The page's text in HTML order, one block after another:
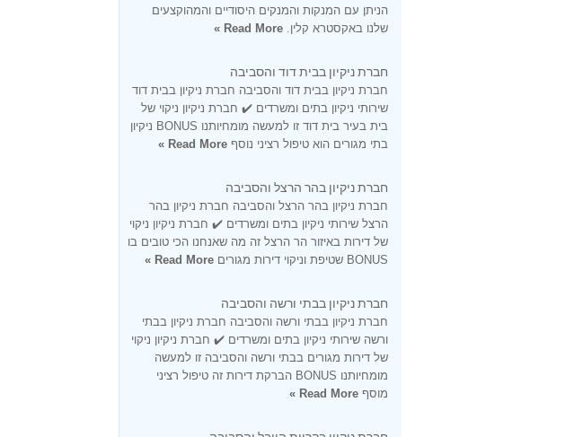
הניתן עם המנקות והמנקים היסודיים והמהוקצעים
שלנו באקסטרא קלין. Read More »
חברת ניקיון בבית דוד והסביבה
חברת ניקיון בבית דוד והסביבה חברת ניקיון בבית דוד
שירותי ניקיון בתים ומשרדים ✔️ חברת ניקיון ניקוי של
בית בעיר בית דוד זו למעשה מומחיותנו BONUS ניקיון
בתי מגורים הוא טיפול רציני נוסף Read More »
חברת ניקיון בהר הרצל והסביבה
חברת ניקיון בהר הרצל והסביבה חברת ניקיון בהר
הרצל שירותי ניקיון בתים ומשרדים ✔️ חברת ניקיון ניקוי
של דירות באיזור הר הרצל זה מה שאנחנו הכי טובים בו
BONUS שטיפת וניקוי דירות מגורים
Read More »
חברת ניקיון בבתי ורשה והסביבה
חברת ניקיון בבתי ורשה והסביבה חברת ניקיון בבתי
ורשה שירותי ניקיון בתים ומשרדים ✔️ חברת ניקיון ניקוי
של דירות מגורים בבתי ורשה והסביבה זו למעשה
מומחיותנו BONUS הברקת דירות זה טיפול רציני
מוסף Read More »